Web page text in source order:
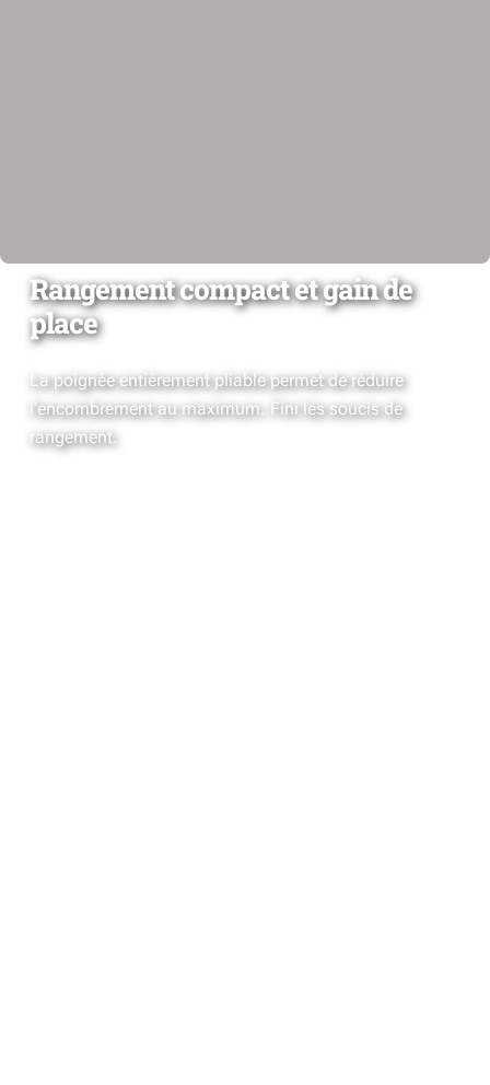
Rangement compact et gain de
place
La poignée entièrement pliable permet de réduire
l’encombrement au maximum. Fini les soucis de
rangement.